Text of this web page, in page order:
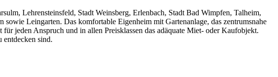
Lehrensteinsfeld, Stadt Weinsberg, Erlenbach, Stadt Bad Wimpfen, Talheim,
Leingarten. Das komfortable Eigenheim mit Gartenanlage, das zentrumsnahe
jeden Anspruch und in allen Preisklassen das adäquate Miet- oder Kaufobjekt.
entdecken sind.